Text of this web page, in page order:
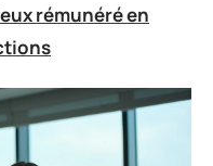
rémunéré en